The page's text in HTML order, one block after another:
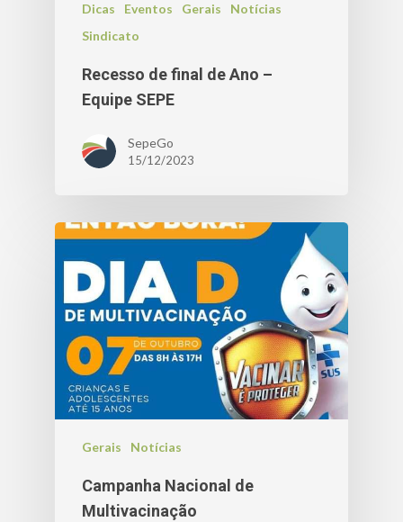
Dicas Eventos Gerais
Notícias
Sindicato
Recesso de final de Ano –
Equipe SEPE
SepeGo
15/12/2023
Gerais Notícias
Campanha Nacional de
Multivacinação